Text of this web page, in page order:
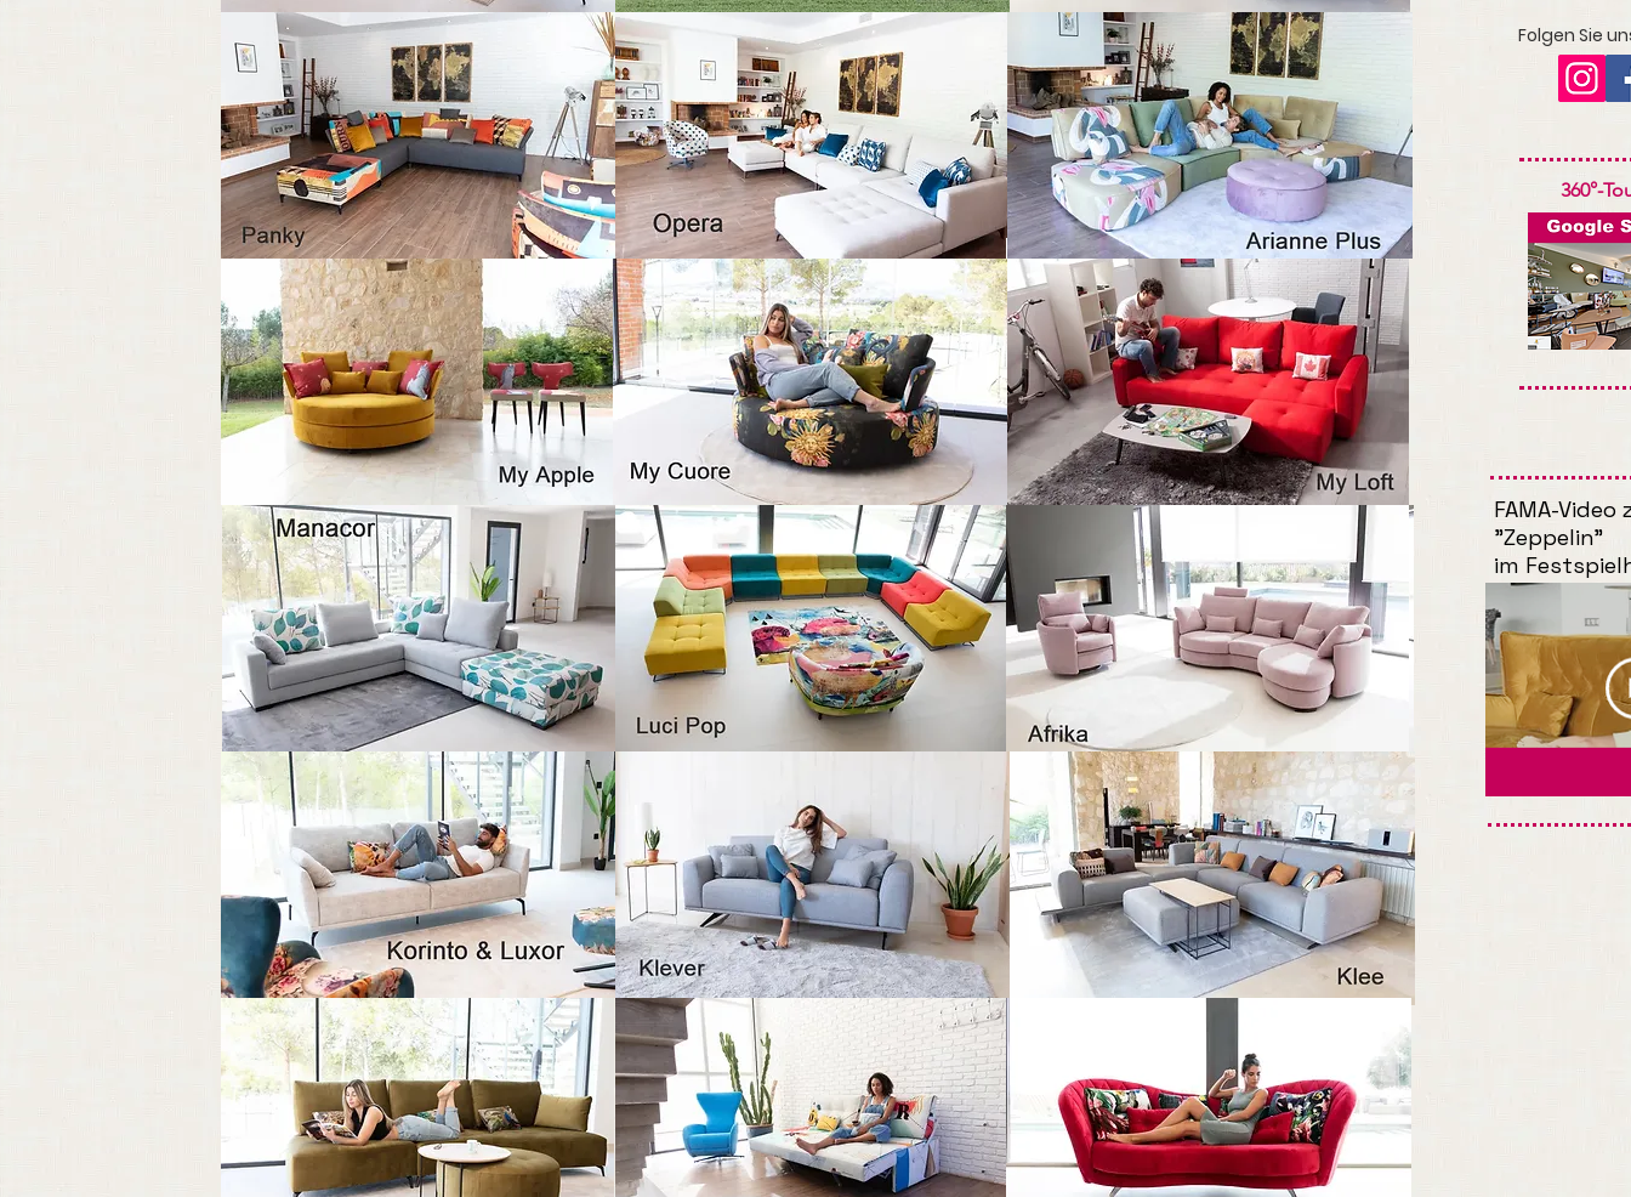
360°-
FAMA-Video
"Zeppelin"
im
Folgen Sie